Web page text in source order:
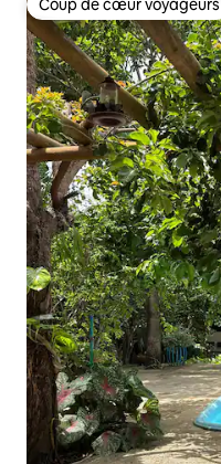
Coup de cœur voyageurs
Coup de cœur voyageurs